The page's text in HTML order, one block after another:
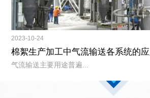
2023-10-24
棉絮生产加工中气流输送各系统的应
气流输送主要用途普遍...